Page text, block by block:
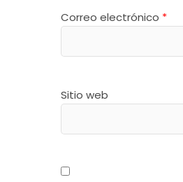
Correo electrónico *
Sitio web